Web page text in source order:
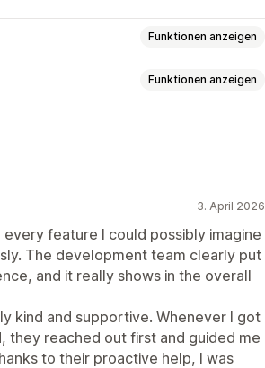
Funktionen anzeigen
Funktionen anzeigen
Massenübersetzung
3. April 2026
feature I could possibly imagine
The development team clearly put
and it really shows in the overall
kind and supportive. Whenever I got
they reached out first and guided me
to their proactive help, I was